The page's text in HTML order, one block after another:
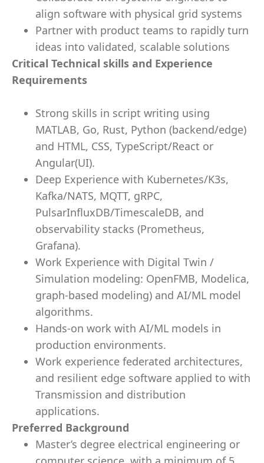
align software with physical grid systems
Partner with product teams to rapidly turn
ideas into validated, scalable solutions
Critical Technical skills and Experience
Requirements
Strong skills in script writing using
MATLAB, Go, Rust, Python (backend/edge)
and HTML, CSS, TypeScript/React or
Angular(UI).
Deep Experience with Kubernetes/K3s,
Kafka/NATS, MQTT, gRPC,
PulsarInfluxDB/TimescaleDB, and
observability stacks (Prometheus,
Grafana).
Work Experience with Digital Twin /
Simulation modeling: OpenFMB, Modelica,
graph-based modeling) and AI/ML model
algorithms.
Hands-on work with AI/ML models in
production environments.
Work experience federated architectures,
and resilient edge software applied to with
Transmission and distribution
applications.
Preferred Background
Master’s degree electrical engineering or